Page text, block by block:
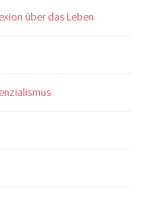
über das Leben